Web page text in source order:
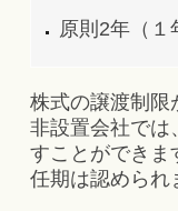
原則2年（１
株式の譲渡制限
非設置会社では
すことができま
任期は認められ